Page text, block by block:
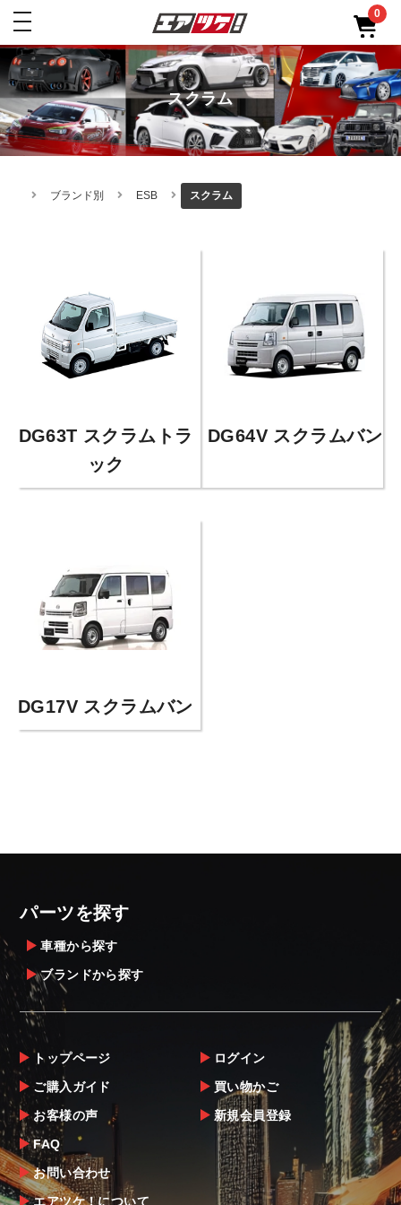
toggle
0
スクラム
ブランド別 ESB スクラム
DG63T スクラムトラ
ック
DG64V スクラムバン
DG17V スクラムバン
パーツを探す
車種から探す
ブランドから探す
トップページ
ご購入ガイド
お客様の声
FAQ
お問い合わせ
エアツケ！について
ログイン
買い物かご
新規会員登録